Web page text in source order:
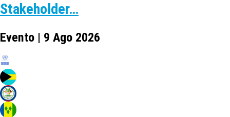
Stakeholder…
Evento | 9 Ago 2026